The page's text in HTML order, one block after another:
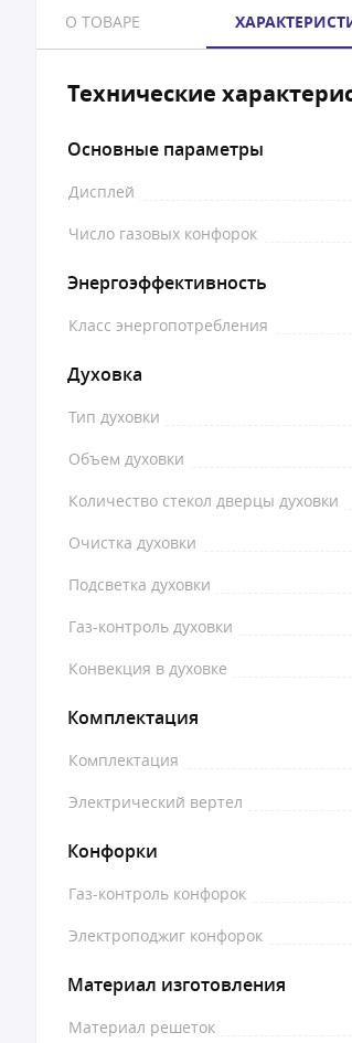
О ТОВАРЕ
Технические
Основные параметры
Дисплей
Число газовых конфорок
Энергоэффективность
Класс энергопотребления
Духовка
Тип духовки
Объем духовки
Количество стекол дверцы духовки
Очистка духовки
Подсветка духовки
Газ-контроль духовки
Конвекция в духовке
Комплектация
Комплектация
Электрический вертел
Конфорки
Газ-контроль конфорок
Электроподжиг конфорок
Материал изготовления
Материал решеток